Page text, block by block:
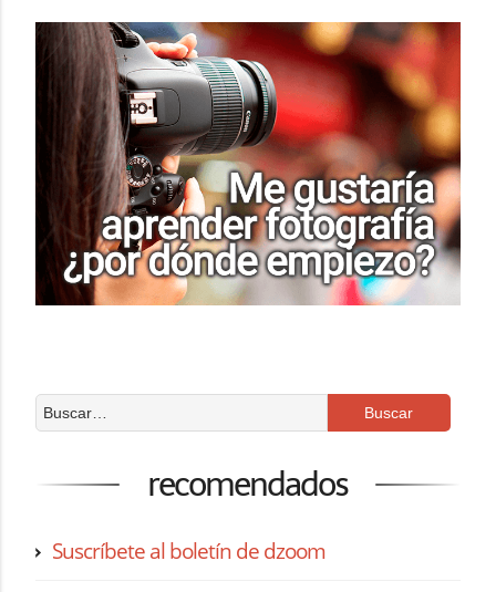
recomendados
Suscríbete al boletín de dzoom